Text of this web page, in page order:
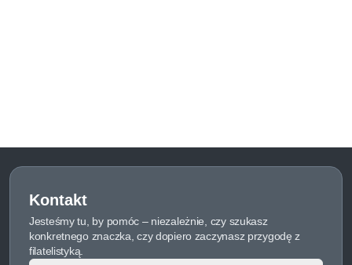
Kontakt
Jesteśmy tu, by pomóc – niezależnie, czy szukasz
konkretnego znaczka, czy dopiero zaczynasz przygodę z
filatelistyką.